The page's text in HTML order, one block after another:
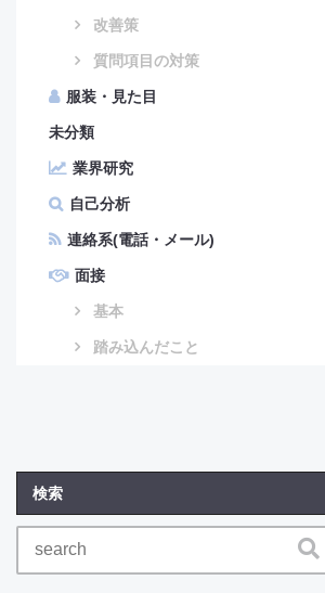
改善策
質問項目の対策
服装・見た目
未分類
業界研究
自己分析
連絡系(電話・メール)
面接
基本
踏み込んだこと
検索